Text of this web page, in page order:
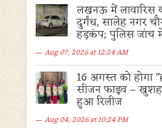
लखनऊ में लावारिस
दुर्गंध, सालेह नगर
हड़कंप; पुलिस जांच
Aug 07, 2026 at 12:24 AM
16 अगस्त को होगा
सीजन फाइव –
हुआ रिलीज
Aug 04, 2026 at 10:24 PM